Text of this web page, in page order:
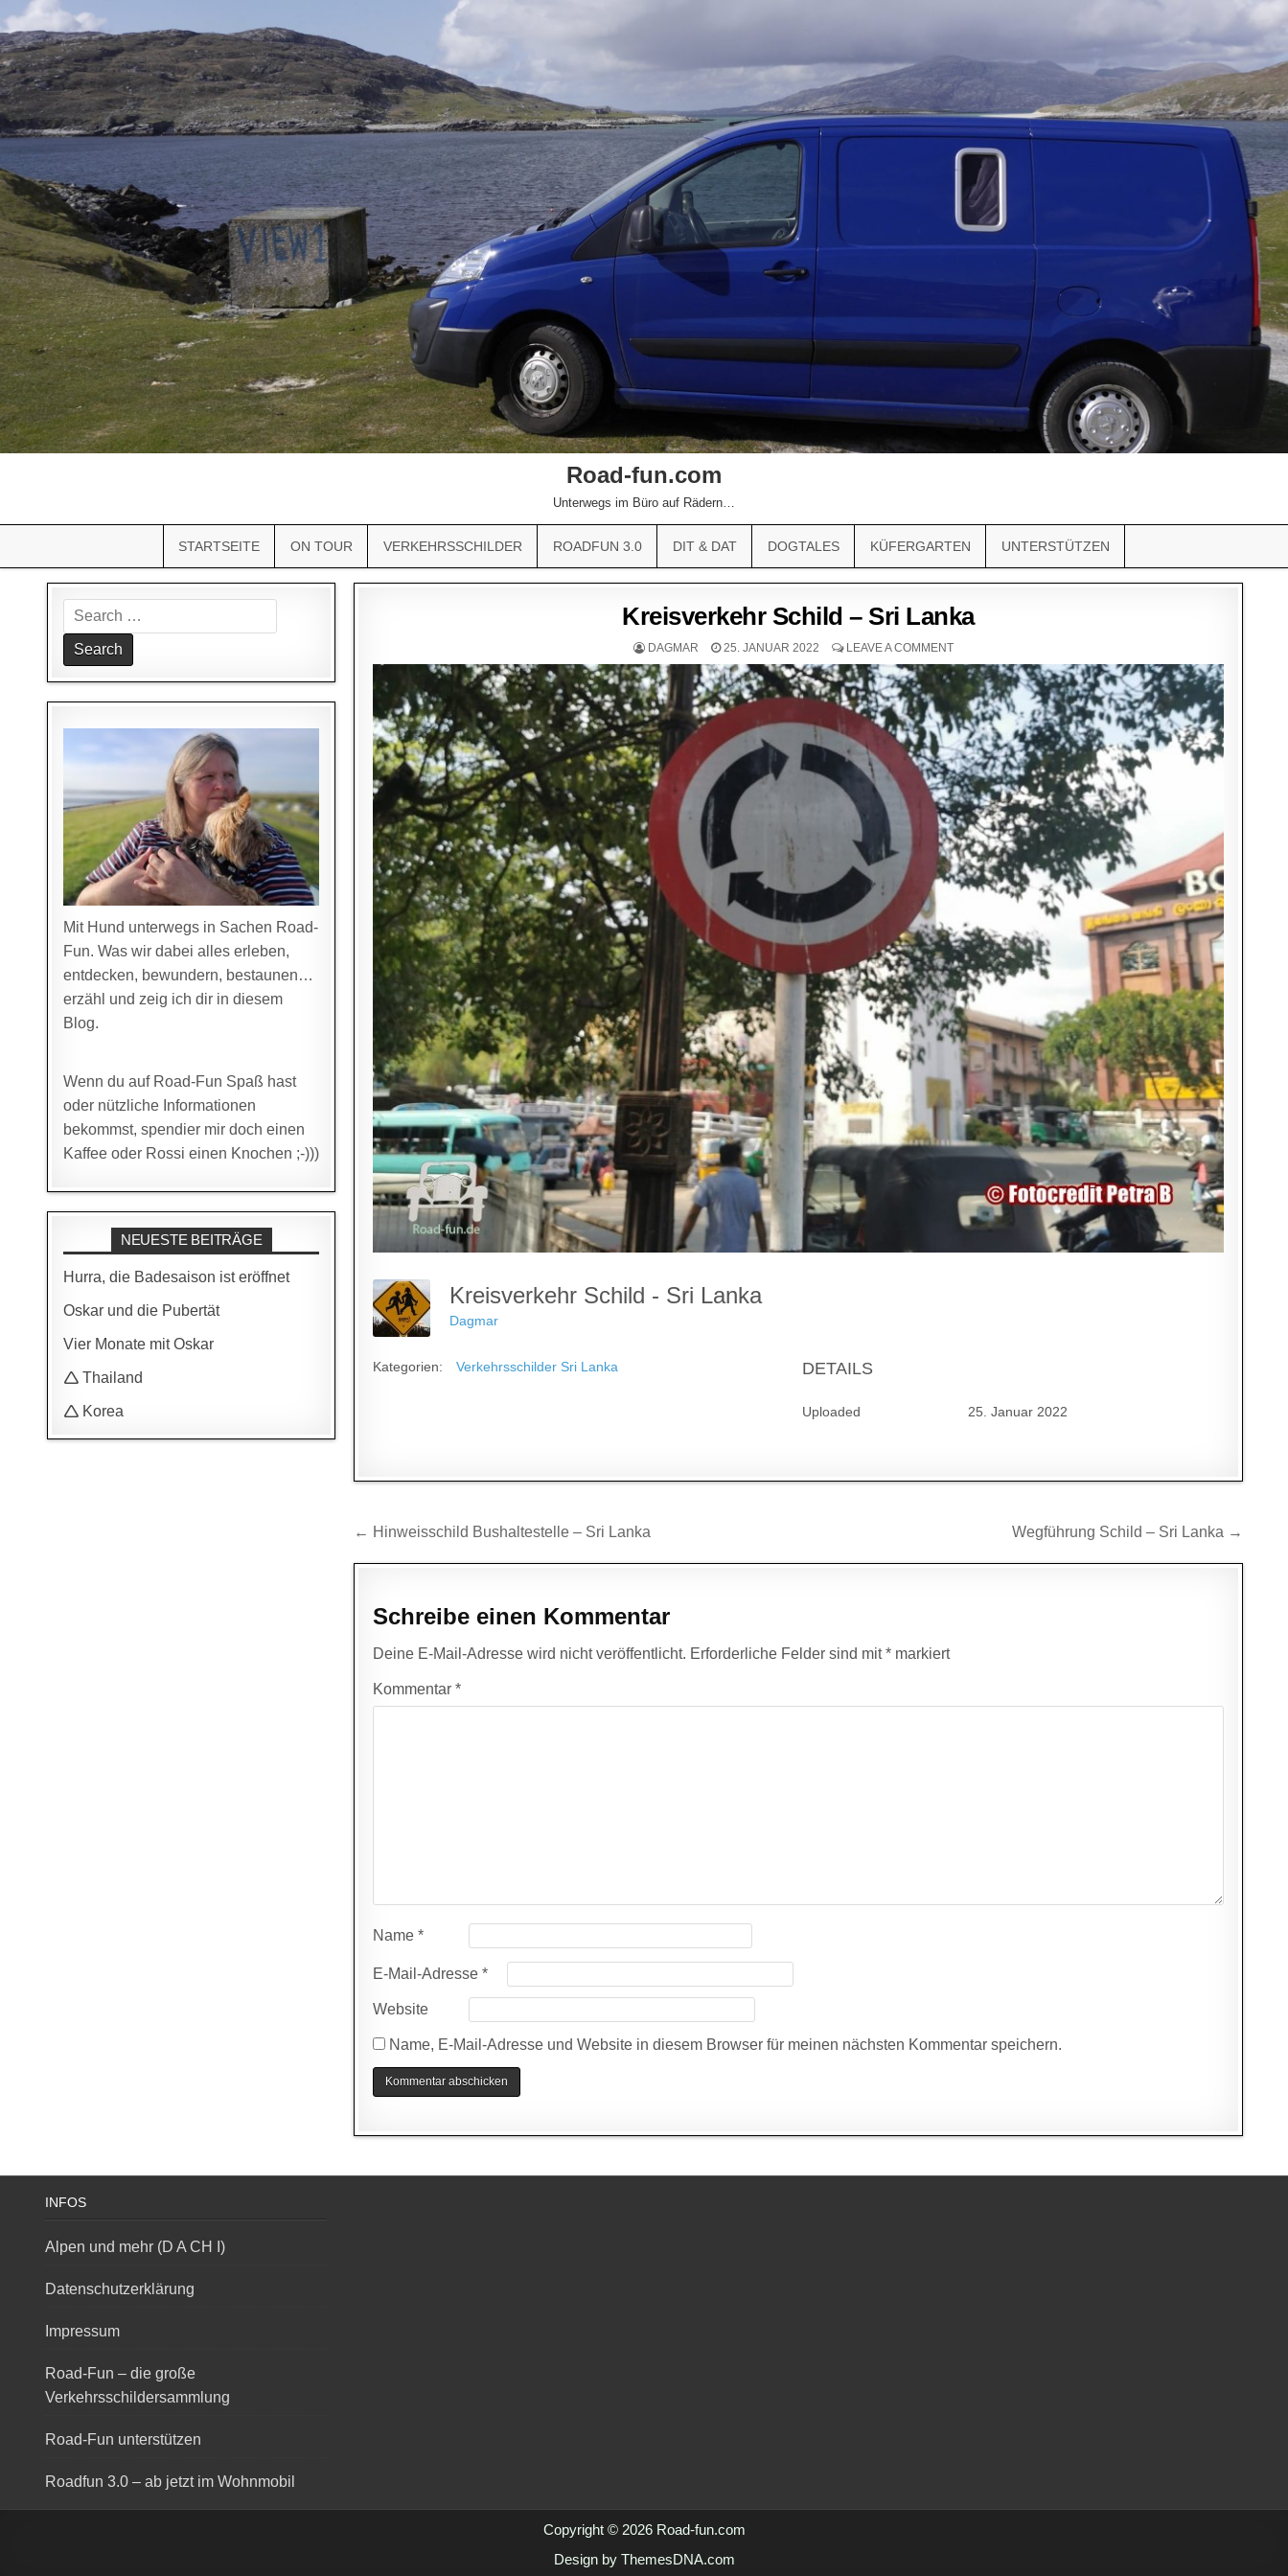
Road-fun.com
Unterwegs im Büro auf Rädern…
STARTSEITE ON TOUR VERKEHRSSCHILDER ROADFUN 3.0 DIT & DAT DOGTALES KÜFERGARTEN UNTERSTÜTZEN
Kreisverkehr Schild – Sri Lanka
DAGMAR 25. JANUAR 2022 LEAVE A COMMENT
Kreisverkehr Schild - Sri Lanka
Dagmar
Kategorien: Verkehrsschilder Sri Lanka DETAILS
Uploaded 25. Januar 2022
Beitragsnavigation
← Hinweisschild Bushaltestelle – Sri Lanka Wegführung Schild – Sri Lanka →
Schreibe einen Kommentar
Deine E-Mail-Adresse wird nicht veröffentlicht. Erforderliche Felder sind mit* markiert
Kommentar*
Name*
E-Mail-Adresse*
Website
Name, E-Mail-Adresse und Website in diesem Browser für meinen nächsten Kommentar speichern.
Search
for:
Mit Hund unterwegs in Sachen Road-
Fun. Was wir dabei alles erleben,
entdecken, bewundern, bestaunen…
erzähl und zeig ich dir in diesem
Blog.
Wenn du auf Road-Fun Spaß hast
oder nützliche Informationen
bekommst, spendier mir doch einen
Kaffee oder Rossi einen Knochen ;-)))
NEUESTE BEITRÄGE
Hurra, die Badesaison ist eröffnet
Oskar und die Pubertät
Vier Monate mit Oskar
🛆 Thailand
🛆 Korea
INFOS
Alpen und mehr (D A CH I)
Datenschutzerklärung
Impressum
Road-Fun – die große
Verkehrsschildersammlung
Road-Fun unterstützen
Roadfun 3.0 – ab jetzt im Wohnmobil
Copyright © 2026 Road-fun.com
Design by ThemesDNA.com